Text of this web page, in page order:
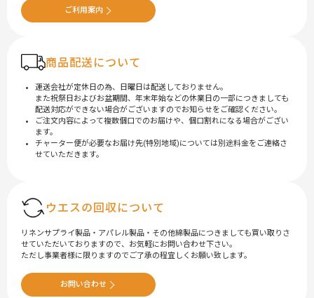
ご利用案内
商品配送について
運送会社が定休日の為、日曜日は配送しておりません。
また祝祭日およびお盆期間、年末年始などの休業日の一部につきましても
配送対応ができない場合がございますのでお知らせをご確認ください。
ご注文内容によって複数個口でのお届けや、個口割れになる場合がござい
ます。
チャーター便が必要なお届け先(特別地域)については別途料金をご連絡さ
せていただきます。
ウエスの回収について
リネンサプライ製品・アパレル製品・その他綿製品につきましても買い取りさ
せていただいておりますので、お気軽にお問い合わせ下さい。
ただし事業者様に限りますのでご了承の程宜しくお願い致します。
お問い合わせ